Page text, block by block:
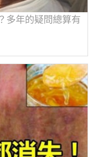
多年的疑問總算有